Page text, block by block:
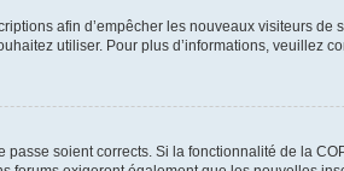
afin d’empêcher les nouveaux visiteurs
utiliser. Pour plus d’informations, veuillez
soient corrects. Si la fonctionnalité de la